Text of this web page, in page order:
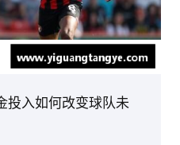
投入如何改变球队未